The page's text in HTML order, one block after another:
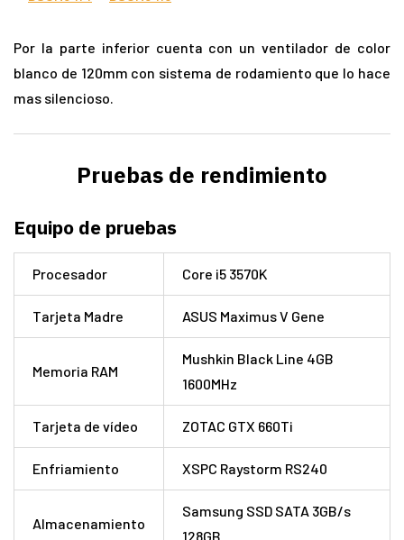
Por la parte inferior cuenta con un ventilador de color
blanco de 120mm con sistema de rodamiento que lo hace
mas silencioso.
Pruebas de rendimiento
Equipo de pruebas
Procesador Core i5 3570K
Tarjeta Madre ASUS Maximus V Gene
Memoria RAM
Mushkin Black Line 4GB
1600MHz
Tarjeta de vídeo ZOTAC GTX 660Ti
Enfriamiento XSPC Raystorm RS240
Almacenamiento
Samsung SSD SATA 3GB/s
128GB